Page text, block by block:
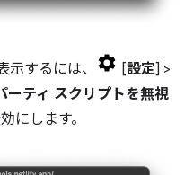
するには、 [設定] >
ーティ スクリプトを無視
にします。